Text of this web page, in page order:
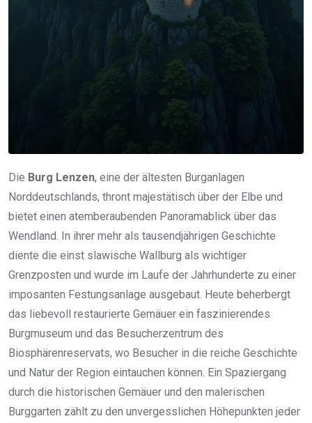
Die Burg Lenzen, eine der ältesten Burganlagen
Norddeutschlands, thront majestätisch über der Elbe und
bietet einen atemberaubenden Panoramablick über das
Wendland. In ihrer mehr als tausendjährigen Geschichte
diente die einst slawische Wallburg als wichtiger
Grenzposten und wurde im Laufe der Jahrhunderte zu einer
imposanten Festungsanlage ausgebaut. Heute beherbergt
das liebevoll restaurierte Gemäuer ein faszinierendes
Burgmuseum und das Besucherzentrum des
Biosphärenreservats, wo Besucher in die reiche Geschichte
und Natur der Region eintauchen können. Ein Spaziergang
durch die historischen Gemäuer und den malerischen
Burggarten zählt zu den unvergesslichen Höhepunkten jeder